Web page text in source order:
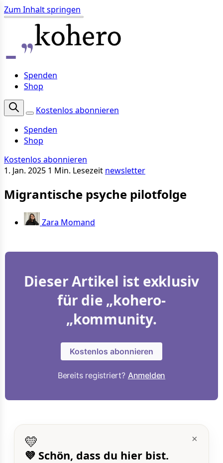
Zum Inhalt springen
Spenden
Shop
Kostenlos abonnieren
Spenden
Shop
Kostenlos abonnieren
1. Jan. 2025 1 Min. Lesezeit newsletter
Migrantische psyche pilotfolge
Zara Momand
Dieser Artikel ist exklusiv
für die „kohero-
„kommunity.
Kostenlos abonnieren
Bereits registriert? Anmelden
×
💛
💜 Schön, dass du hier bist.